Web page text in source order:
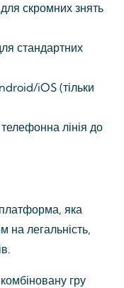
скромних знять
стандартних
iOS (тільки
лінія до
яка
на легальність,
гру